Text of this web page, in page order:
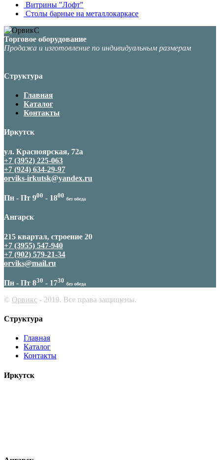
Витрины "Лофт"
Столы барные на металлокаркасе
Торговое оборудование
Продажа и изготовление по индивидуальным размерам
Структура
Главная
Каталог
Контакты
Иркутск
ул. Красноярская, 72а
+7 (3952) 225-063
+7 (924) 634-29-97
orviks-irkutsk@yandex.ru
Пн - Пт 900 - 1800 без обеда
Ангарск
215 квартал, строение 20
+7 (3955) 547-940
+7 (902) 579-21-34
orviks@mail.ru
Пн - Пт 830 - 1730 без обеда
© Орвикс - 2019. Все права защищены.
Структура
Главная
Каталог
Контакты
Иркутск